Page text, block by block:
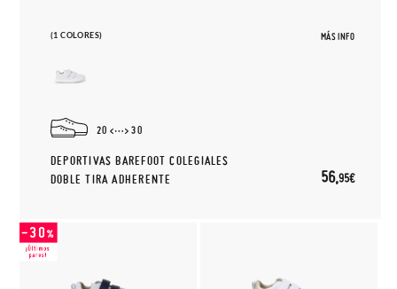
(1 COLORES) MÁS INFO
20 30
DEPORTIVAS BAREFOOT COLEGIALES
DOBLE TIRA ADHERENTE
56,95€